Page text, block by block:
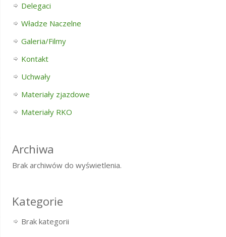
Delegaci
Władze Naczelne
Galeria/Filmy
Kontakt
Uchwały
Materiały zjazdowe
Materiały RKO
Archiwa
Brak archiwów do wyświetlenia.
Kategorie
Brak kategorii